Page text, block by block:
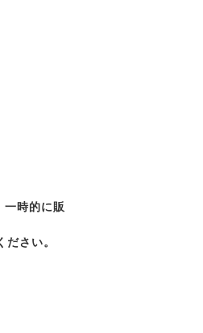
時的に販
さい。